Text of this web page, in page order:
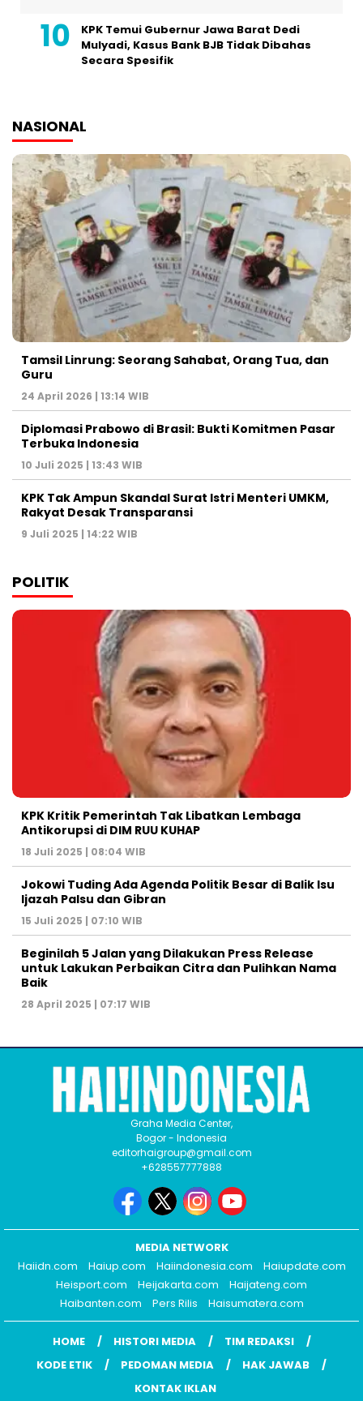
KPK Temui Gubernur Jawa Barat Dedi
Mulyadi, Kasus Bank BJB Tidak Dibahas
Secara Spesifik
NASIONAL
Tamsil Linrung: Seorang Sahabat, Orang Tua, dan
Guru
24 April 2026 | 13:14 WIB
Diplomasi Prabowo di Brasil: Bukti Komitmen Pasar
Terbuka Indonesia
10 Juli 2025 | 13:43 WIB
KPK Tak Ampun Skandal Surat Istri Menteri UMKM,
Rakyat Desak Transparansi
9 Juli 2025 | 14:22 WIB
POLITIK
KPK Kritik Pemerintah Tak Libatkan Lembaga
Antikorupsi di DIM RUU KUHAP
18 Juli 2025 | 08:04 WIB
Jokowi Tuding Ada Agenda Politik Besar di Balik Isu
Ijazah Palsu dan Gibran
15 Juli 2025 | 07:10 WIB
Beginilah 5 Jalan yang Dilakukan Press Release
untuk Lakukan Perbaikan Citra dan Pulihkan Nama
Baik
28 April 2025 | 07:17 WIB
Graha Media Center,
Bogor - Indonesia
editorhaigroup@gmail.com
+628557777888
MEDIA NETWORK
Haiidn.com
Haiup.com Haiindonesia.com
Haiupdate.com
Heisport.com
Heijakarta.com
Haijateng.com
Haibanten.com
Pers Rilis Haisumatera.com
HOME HISTORI MEDIA
TIM REDAKSI
KODE ETIK
PEDOMAN MEDIA
HAK JAWAB
KONTAK IKLAN